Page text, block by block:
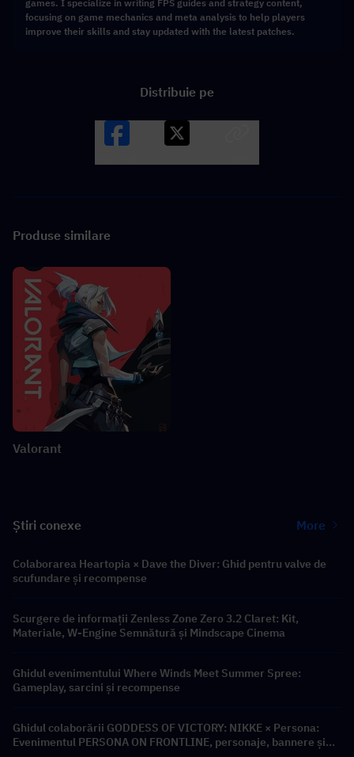
games. I specialize in writing FPS guides and strategy content,
focusing on game mechanics and meta analysis to help players
improve their skills and stay updated with the latest patches.
Distribuie pe
Produse similare
Valorant
Știri conexe More
Colaborarea Heartopia × Dave the Diver: Ghid pentru valve de
scufundare și recompense
Scurgere de informații Zenless Zone Zero 3.2 Claret: Kit,
Materiale, W-Engine Semnătură și Mindscape Cinema
Ghidul evenimentului Where Winds Meet Summer Spree:
Gameplay, sarcini și recompense
Ghidul colaborării GODDESS OF VICTORY: NIKKE × Persona:
Evenimentul PERSONA ON FRONTLINE, personaje, bannere și